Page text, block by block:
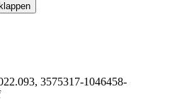
3575317-1046458-